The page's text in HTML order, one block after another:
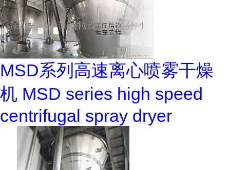
MSD系列高速离心喷雾干燥
机 MSD series high speed
centrifugal spray dryer